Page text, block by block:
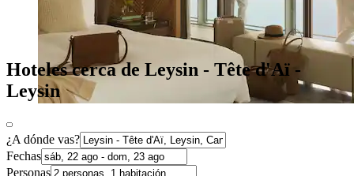
Hoteles cerca de Leysin - Tête d'Aï -
Leysin
¿A dónde vas?
Fechas
Personas